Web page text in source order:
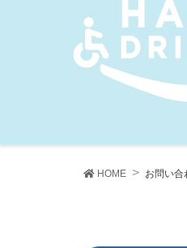
HOME お問い合